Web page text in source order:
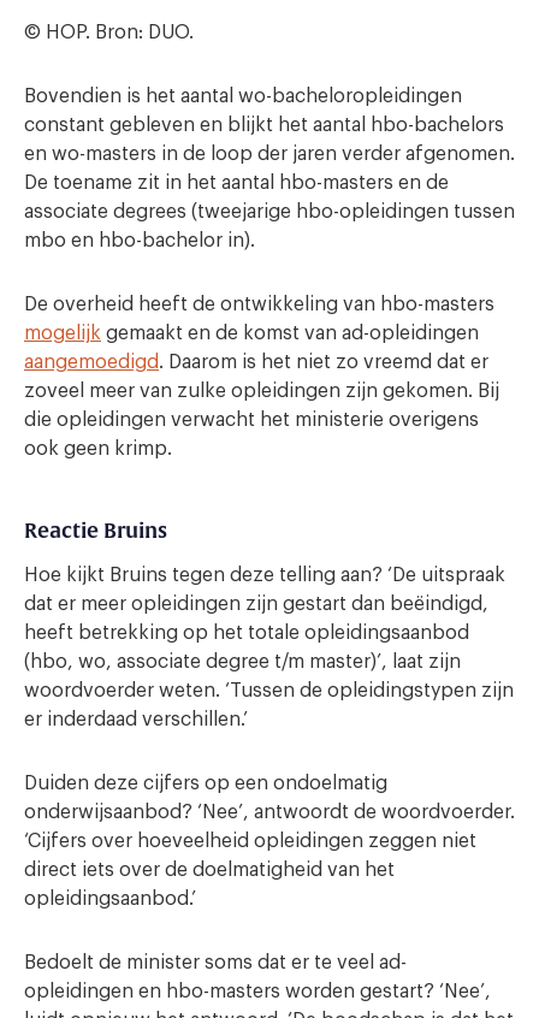
© HOP. Bron: DUO.
Bovendien is het aantal wo-bacheloropleidingen
constant gebleven en blijkt het aantal hbo-bachelors
en wo-masters in de loop der jaren verder afgenomen.
De toename zit in het aantal hbo-masters en de
associate degrees (tweejarige hbo-opleidingen tussen
mbo en hbo-bachelor in).
De overheid heeft de ontwikkeling van hbo-masters
mogelijk gemaakt en de komst van ad-opleidingen
aangemoedigd. Daarom is het niet zo vreemd dat er
zoveel meer van zulke opleidingen zijn gekomen. Bij
die opleidingen verwacht het ministerie overigens
ook geen krimp.
Reactie Bruins
Hoe kijkt Bruins tegen deze telling aan? ‘De uitspraak
dat er meer opleidingen zijn gestart dan beëindigd,
heeft betrekking op het totale opleidingsaanbod
(hbo, wo, associate degree t/m master)’, laat zijn
woordvoerder weten. ‘Tussen de opleidingstypen zijn
er inderdaad verschillen.’
Duiden deze cijfers op een ondoelmatig
onderwijsaanbod? ‘Nee’, antwoordt de woordvoerder.
‘Cijfers over hoeveelheid opleidingen zeggen niet
direct iets over de doelmatigheid van het
opleidingsaanbod.’
Bedoelt de minister soms dat er te veel ad-
opleidingen en hbo-masters worden gestart? ‘Nee’,